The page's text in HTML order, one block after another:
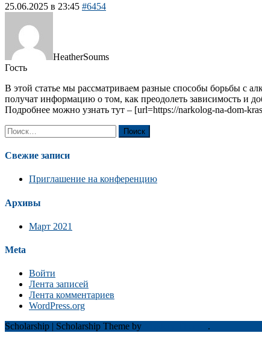
25.06.2025 в 23:45 #6454
HeatherSoums
Гость
В этой статье мы рассматриваем разные способы борьбы с
получат информацию о том, как преодолеть зависимость и
Подробнее можно узнать тут – [url=https://narkolog-na-dom-
Найти:
Свежие записи
Приглашение на конференцию
Архивы
Март 2021
Meta
Войти
Лента записей
Лента комментариев
WordPress.org
Scholarship
Scholarship Theme by .